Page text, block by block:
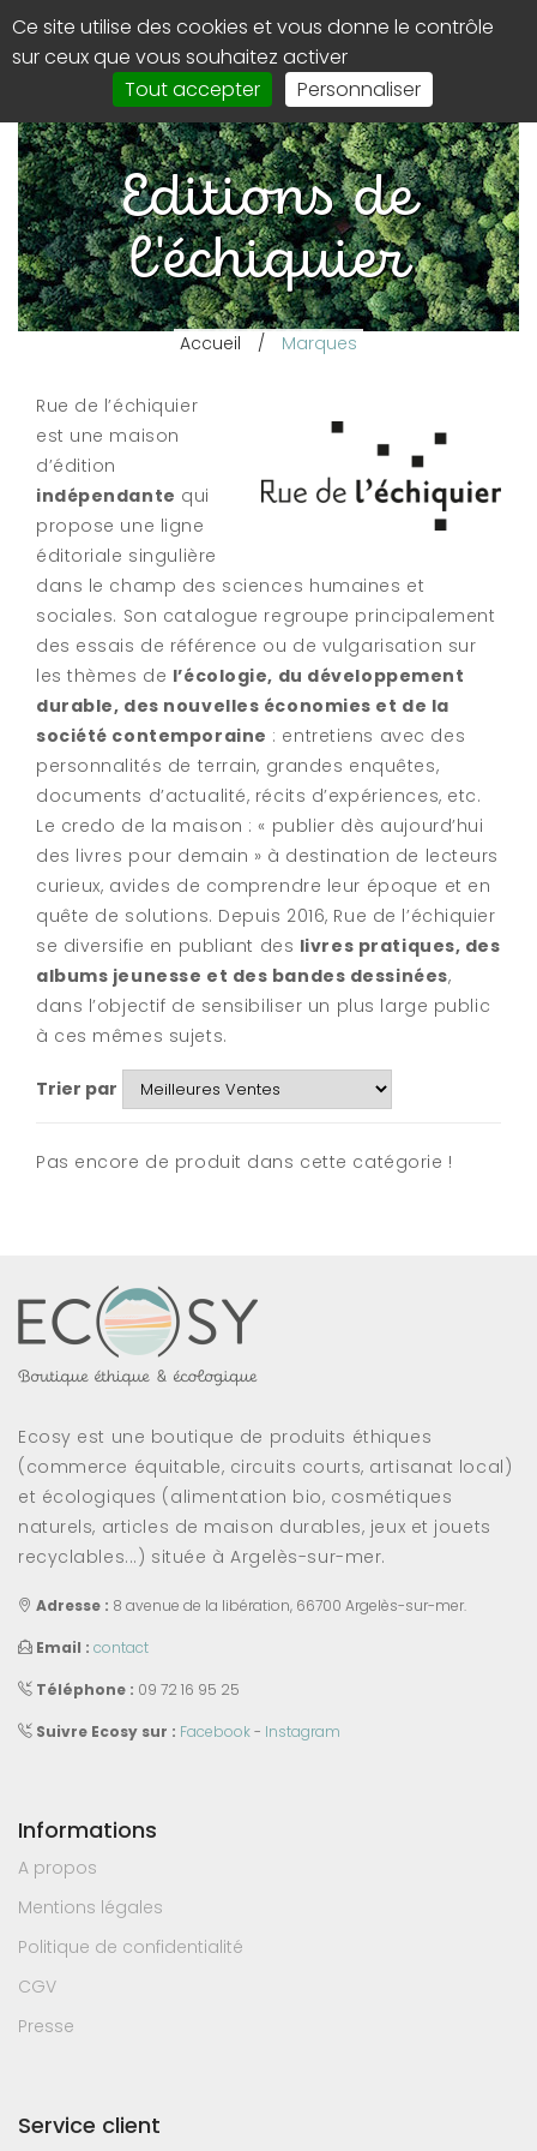
de
Editions de
l'échiquier
Accueil / Marques
Rue de l’échiquier
est une maison
d’édition
indépendante qui
propose une ligne
éditoriale singulière
dans le champ des sciences humaines et
sociales. Son catalogue regroupe principalement
des essais de référence ou de vulgarisation sur
les thèmes de l’écologie, du développement
durable, des nouvelles économies et de la
société contemporaine : entretiens avec des
personnalités de terrain, grandes enquêtes,
documents d’actualité, récits d’expériences, etc.
Le credo de la maison : « publier dès aujourd’hui
des livres pour demain » à destination de lecteurs
curieux, avides de comprendre leur époque et en
quête de solutions. Depuis 2016, Rue de l’échiquier
se diversifie en publiant des livres pratiques, des
albums jeunesse et des bandes dessinées,
dans l’objectif de sensibiliser un plus large public
à ces mêmes sujets.
Trier par
Pas encore de produit dans cette catégorie !
Ecosy est une boutique de produits éthiques
(commerce équitable, circuits courts, artisanat local)
et écologiques (alimentation bio, cosmétiques
naturels, articles de maison durables, jeux et jouets
recyclables...) située à Argelès-sur-mer.
Adresse : 8 avenue de la libération, 66700 Argelès-sur-mer.
Email : contact
Téléphone : 09 72 16 95 25
Suivre Ecosy sur : Facebook- Instagram
Informations
A propos
Mentions légales
Politique de confidentialité
CGV
Presse
Service client
Panneau de gestion des cookies
Ce site utilise des cookies et vous donne le contrôle
sur ceux que vous souhaitez activer
Tout accepter
Personnaliser